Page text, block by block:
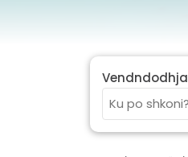
Vendndodhja